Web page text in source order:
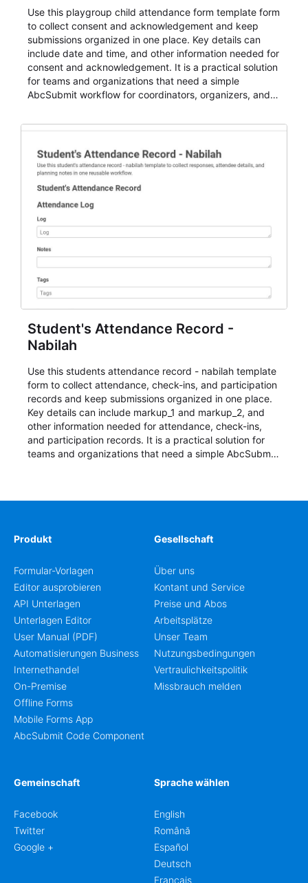
Use this playgroup child attendance form template form
to collect consent and acknowledgement and keep
submissions organized in one place. Key details can
include date and time, and other information needed for
consent and acknowledgement. It is a practical solution
for teams and organizations that need a simple
AbcSubmit workflow for coordinators, organizers, and
Student's Attendance Record -
Nabilah
Use this students attendance record - nabilah template
form to collect attendance, check-ins, and participation
records and keep submissions organized in one place.
Key details can include markup_1 and markup_2, and
other information needed for attendance, check-ins,
and participation records. It is a practical solution for
teams and organizations that need a simple AbcSubmit
Produkt
Formular-Vorlagen
Editor ausprobieren
API Unterlagen
Unterlagen Editor
User Manual (PDF)
Automatisierungen Business
Internethandel
On-Premise
Offline Forms
Mobile Forms App
AbcSubmit Code Component
Gesellschaft
Über uns
Kontant und Service
Preise und Abos
Arbeitsplätze
Unser Team
Nutzungsbedingungen
Vertraulichkeitspolitik
Missbrauch melden
Gemeinschaft
Facebook
Twitter
Google +
Sprache wählen
English
Română
Español
Deutsch
Français